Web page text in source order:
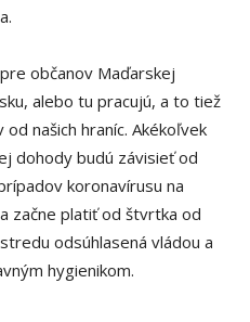
občanov Maďarskej
alebo tu pracujú, a to tiež
našich hraníc. Akékoľvek
dohody budú závisieť od
koronavírusu na
začne platiť od štvrtka od
odsúhlasená vládou a
hygienikom.